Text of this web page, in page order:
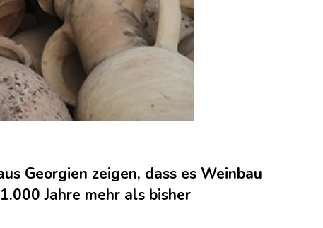
Georgien zeigen, dass es Weinbau
Jahre mehr als bisher